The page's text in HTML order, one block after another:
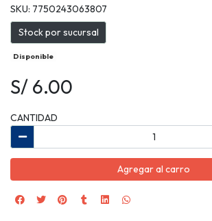
SKU: 7750243063807
Stock por sucursal
Disponible
S/ 6.00
CANTIDAD
Agregar al carro